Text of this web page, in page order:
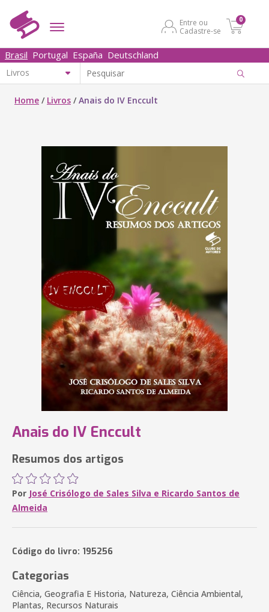
Entre ou
Cadastre-se
0
Brasil Portugal España Deutschland
Home / Livros /Anais do IV Enccult
Anais do IV Enccult
Resumos dos artigos
Por José Crisólogo de Sales Silva e Ricardo Santos de
Almeida
Código do livro: 195256
Categorias
Ciência, Geografia E Historia, Natureza, Ciência Ambiental,
Plantas, Recursos Naturais